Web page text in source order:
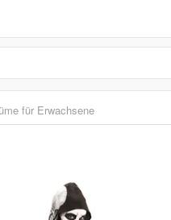
für Erwachsene